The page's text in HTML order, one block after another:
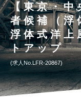
【東京・中
者候補（浮
浮体式洋上
トアップ
求人No.LFR-20867